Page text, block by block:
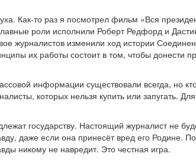
Как-то раз я посмотрел фильм «Вся
роли исполнили Роберт Редфорд и
журналистов изменили ход истории
их работы состоит в том, чтобы донести
информации существовали всегда, но
которых нельзя купить или запугать.
государству. Настоящий журналист не
даже если она принесёт вред его Родине.
никому не навредит. Это честная игра.